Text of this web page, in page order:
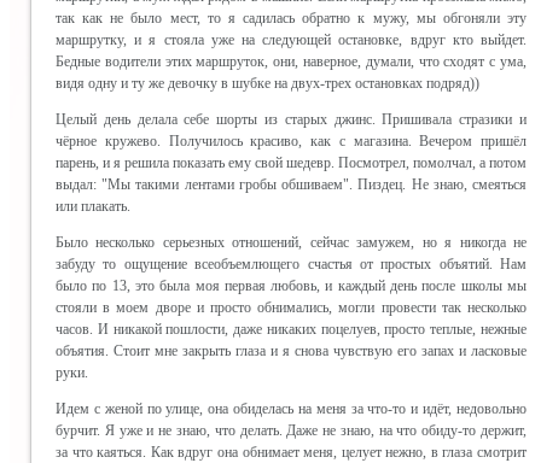
так как не было мест, то я садилась обратно к мужу, мы обгоняли эту
маршрутку, и я стояла уже на следующей остановке, вдруг кто выйдет.
Бедные водители этих маршруток, они, наверное, думали, что сходят с ума,
видя одну и ту же девочку в шубке на двух-трех остановках подряд))
Целый день делала себе шорты из старых джинс. Пришивала стразики и
чёрное кружево. Получилось красиво, как с магазина. Вечером пришёл
парень, и я решила показать ему свой шедевр. Посмотрел, помолчал, а потом
выдал: "Мы такими лентами гробы обшиваем". Пиздец. Не знаю, смеяться
или плакать.
Было несколько серьезных отношений, сейчас замужем, но я никогда не
забуду то ощущение всеобъемлющего счастья от простых объятий. Нам
было по 13, это была моя первая любовь, и каждый день после школы мы
стояли в моем дворе и просто обнимались, могли провести так несколько
часов. И никакой пошлости, даже никаких поцелуев, просто теплые, нежные
объятия. Стоит мне закрыть глаза и я снова чувствую его запах и ласковые
руки.
Идем с женой по улице, она обиделась на меня за что-то и идёт, недовольно
бурчит. Я уже и не знаю, что делать. Даже не знаю, на что обиду-то держит,
за что каяться. Как вдруг она обнимает меня, целует нежно, в глаза смотрит